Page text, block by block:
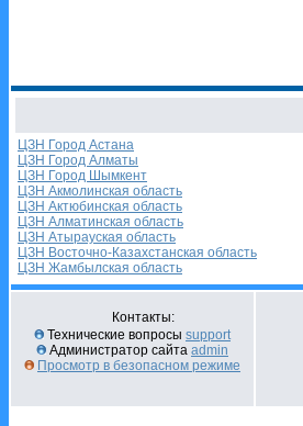
ЦЗН Город Астана
ЦЗН Город Алматы
ЦЗН Город Шымкент
ЦЗН Акмолинская область
ЦЗН Актюбинская область
ЦЗН Алматинская область
ЦЗН Атырауская область
ЦЗН Восточно-Казахстанская область
ЦЗН Жамбылская область
Контакты:
Технические вопросы support
Администратор сайта admin
Просмотр в безопасном режиме